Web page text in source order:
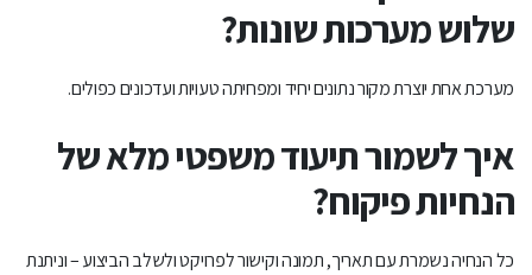
שלוש מערכות שונות?
מערכת אחת יוצרת מקור נתונים יחיד ומפחיתה טעויות ועדכונים כפולים.
איך לשמור תיעוד משפטי מלא של
הנחיות פיקוח?
כל הנחיה נשמרת עם תאריך, תמונה וקישור לפרויקט ולשלב הביצוע – וניתנת